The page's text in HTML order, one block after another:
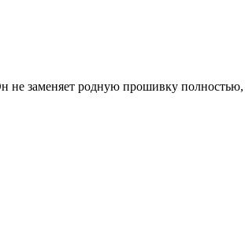
заменяет родную прошивку полностью,